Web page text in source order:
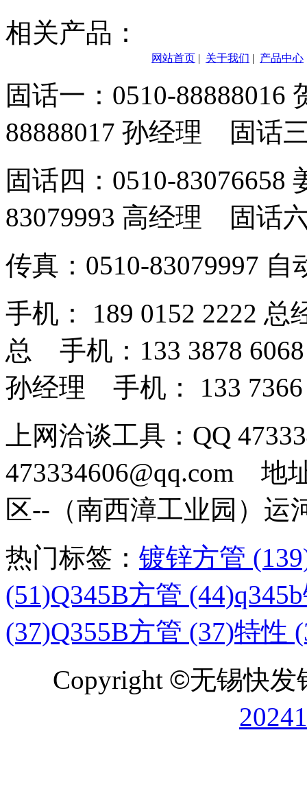
相关产品：
网站首页 | 关于我们 | 产品中心
固话一：0510-
88888017 孙经理 固话
固话四：0510-
83079993 高经理 固话
传真：0510-83079997 自
手机： 189 0152 2222
总 手机：133 3878
孙经理 手机： 133 7366
上网洽谈工具：QQ
473334606@qq.com 地
区--（南西漳工业园）运
热门标签： 镀锌方管
(51)Q345B方管 (44)
(37)Q355B方管 (37)特性
Copyright ©无锡快